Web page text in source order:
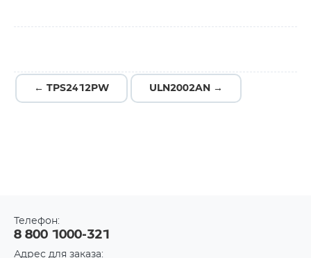
← TPS2412PW ULN2002AN →
Телефон:
8 800 1000-321
Адрес для заказа: